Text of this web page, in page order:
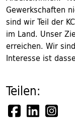
Gewerkschaften
sind wir Teil der
im Land. Unser
erreichen. Wir
Interesse ist
Teilen: